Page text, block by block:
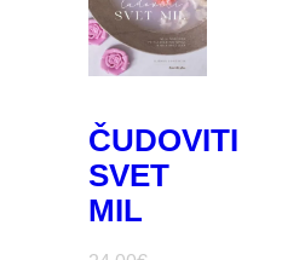
ČUDOVITI
SVET
MIL